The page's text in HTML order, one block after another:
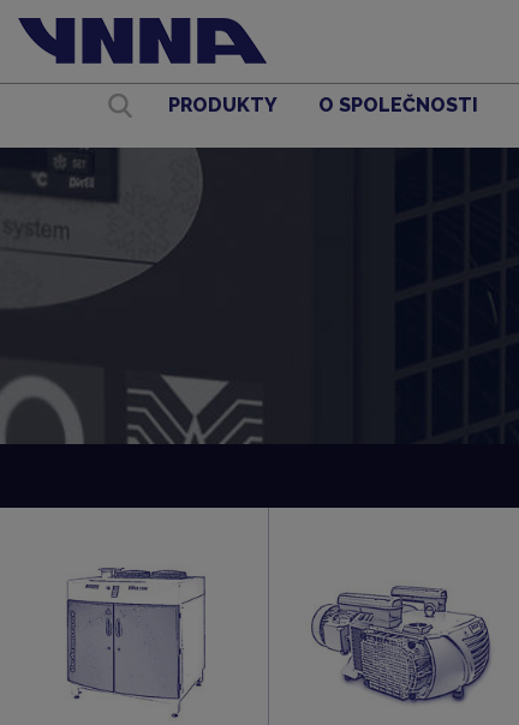
PRODUKTY O SPOLEČNOSTI